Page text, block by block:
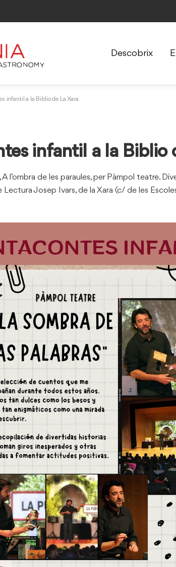
Descobrix
infantil a la Biblio de La Xara
infantil a la Biblio
l’ombra de les paraules, per Pàmpol teatre.
Lectura Josep Ivars, de la Xara (c/ de les